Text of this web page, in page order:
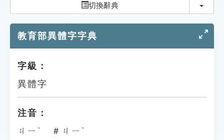
貓頭鷹博士
切換辭典 切換
教育部異體字字典
字級：
異體字
注音：
ㄐㄧˋ ＃ㄐㄧˋ